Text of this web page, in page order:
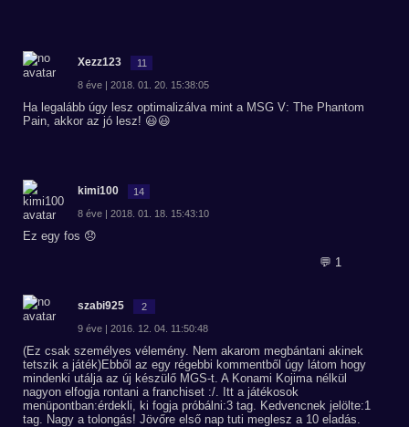
Xezz123 11
8 éve | 2018. 01. 20. 15:38:05
Ha legalább úgy lesz optimalizálva mint a MSG V: The Phantom
Pain, akkor az jó lesz! 😃😃
kimi100 14
8 éve | 2018. 01. 18. 15:43:10
Ez egy fos 😞
💬 1
szabi925 2
9 éve | 2016. 12. 04. 11:50:48
(Ez csak személyes vélemény. Nem akarom megbántani akinek
tetszik a játék)Ebből az egy régebbi kommentből úgy látom hogy
mindenki utálja az új készülő MGS-t. A Konami Kojima nélkül
nagyon elfogja rontani a franchiset :/. Itt a játékosok
menüpontban:érdekli, ki fogja próbálni:3 tag. Kedvencnek jelölte:1
tag. Nagy a tolongás! Jövőre első nap tuti meglesz a 10 eladás.